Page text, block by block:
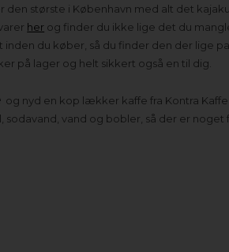
den største i København med alt det
her og finder du ikke lige det du
inden du køber, så du finder den der lige
på lager og helt sikkert også en til dig.
og nyd en kop lækker kaffe fra Kontra
sodavand, vand og bobler, så der er noget